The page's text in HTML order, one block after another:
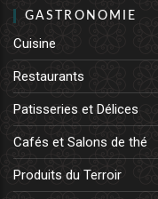
GASTRONOMIE
Cuisine
Restaurants
Patisseries et Délices
Cafés et Salons de thé
Produits du Terroir